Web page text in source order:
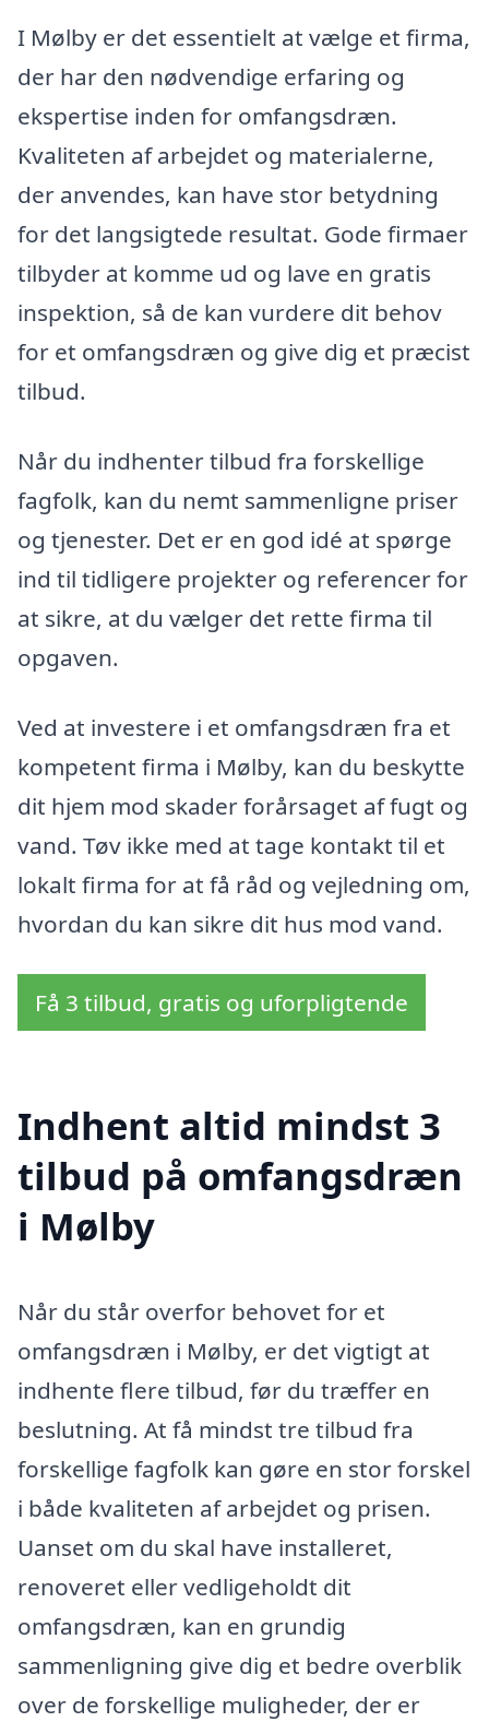
I Mølby er det essentielt at vælge et firma,
der har den nødvendige erfaring og
ekspertise inden for omfangsdræn.
Kvaliteten af arbejdet og materialerne,
der anvendes, kan have stor betydning
for det langsigtede resultat. Gode firmaer
tilbyder at komme ud og lave en gratis
inspektion, så de kan vurdere dit behov
for et omfangsdræn og give dig et præcist
tilbud.
Når du indhenter tilbud fra forskellige
fagfolk, kan du nemt sammenligne priser
og tjenester. Det er en god idé at spørge
ind til tidligere projekter og referencer for
at sikre, at du vælger det rette firma til
opgaven.
Ved at investere i et omfangsdræn fra et
kompetent firma i Mølby, kan du beskytte
dit hjem mod skader forårsaget af fugt og
vand. Tøv ikke med at tage kontakt til et
lokalt firma for at få råd og vejledning om,
hvordan du kan sikre dit hus mod vand.
Få 3 tilbud, gratis og uforpligtende
Indhent altid mindst 3
tilbud på omfangsdræn
i Mølby
Når du står overfor behovet for et
omfangsdræn i Mølby, er det vigtigt at
indhente flere tilbud, før du træffer en
beslutning. At få mindst tre tilbud fra
forskellige fagfolk kan gøre en stor forskel
i både kvaliteten af arbejdet og prisen.
Uanset om du skal have installeret,
renoveret eller vedligeholdt dit
omfangsdræn, kan en grundig
sammenligning give dig et bedre overblik
over de forskellige muligheder, der er